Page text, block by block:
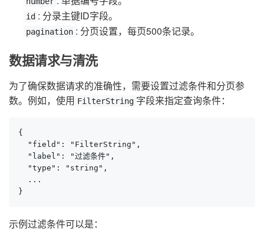
id : 分录主键ID字段。
pagination : 分页设置，每页500条记录。
数据请求与清洗
为了确保数据请求的准确性，需要设置过滤条件和分页参
数。例如，使用 FilterString 字段来指定查询条件：
{
  "field": "FilterString",
  "label": "过滤条件",
  "type": "string",
  ...
}
示例过滤条件可以是：